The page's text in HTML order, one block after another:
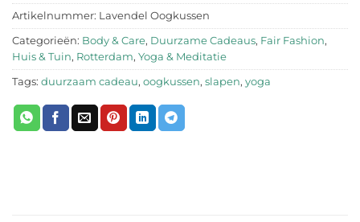
Artikelnummer: Lavendel Oogkussen
Categorieën: Body & Care, Duurzame Cadeaus, Fair Fashion,
Huis & Tuin, Rotterdam, Yoga & Meditatie
Tags: duurzaam cadeau, oogkussen, slapen, yoga